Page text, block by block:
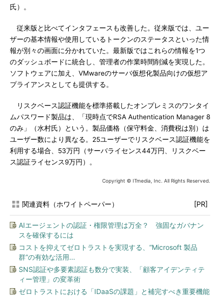
氏）。
従来版と比べてインタフェースも改善した。従来版では、ユー
ザーの基本情報や使用しているトークンのステータスといった情
報が別々の画面に分かれていた。最新版ではこれらの情報を1つ
のダッシュボードに統合し、管理者の作業時間削減を実現した。
ソフトウェアに加え、VMwareのサーバ仮想化製品向けの仮想ア
プライアンスとしても提供する。
リスクベース認証機能を標準搭載したオンプレミスのワンタイ
ムパスワード製品は、「現時点でRSA Authentication Manager 8
のみ」（水村氏）という。製品価格（保守料金、消費税は別）は
ユーザー数により異なる。25ユーザーでリスクベース認証機能を
利用する場合、53万円（サーバライセンス44万円、リスクベー
ス認証ライセンス9万円）。
Copyright © ITmedia, Inc. All Rights Reserved.
関連資料（ホワイトペーパー） [PR]
AIエージェントの認証・権限管理は万全？ 強固なガバナン
スを確保するには
コストを抑えてゼロトラストを実現する、“Microsoft 製品
群”の有効な活用...
SNS認証や多要素認証も数分で実装、「顧客アイデンティテ
ィー管理」の変革術
ゼロトラストにおける「IDaaSの課題」と補完すべき重要機能